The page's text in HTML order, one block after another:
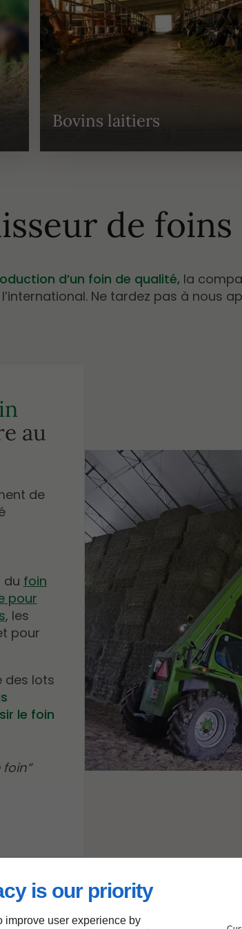
is our priority
improve user experience by
Bovins laitiers
de foins
d’un foin de qualité,la
Ne tardez pas à nous
au
de
du foin
pour
, les
pour
des lots
le foin
foin